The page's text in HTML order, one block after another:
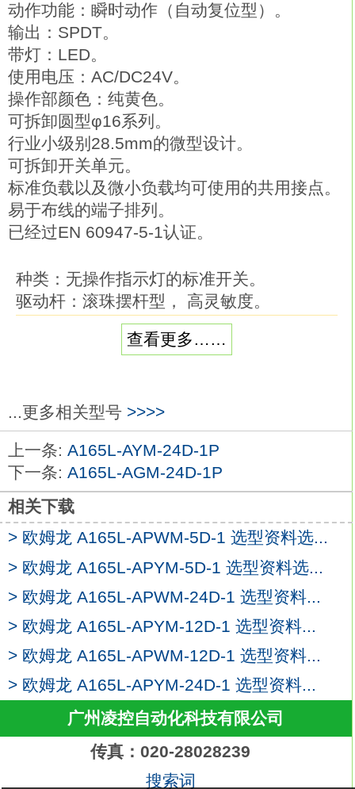
动作功能：瞬时动作（自动复位型）。
输出：SPDT。
带灯：LED。
使用电压：AC/DC24V。
操作部颜色：纯黄色。
可拆卸圆型φ16系列。
行业小级别28.5mm的微型设计。
可拆卸开关单元。
标准负载以及微小负载均可使用的共用接点。
易于布线的端子排列。
已经过EN 60947-5-1认证。
种类：无操作指示灯的标准开关。
驱动杆：滚珠摆杆型， 高灵敏度。
类型：标准负载。
额定规格：AC250V时5A，DC30V时4A。
1P。
小型、薄形、高度密封性兼具的紧凑型限位
开关。
通过EN、UL、CSA和CCC （中国标准）标
准认证A165L-APYM-24D-1P
满足IEC IP67防护等级的高密封性。
三层密封构造：柱塞部通过丁腈橡胶填料密
封和隔膜密封，
开关部通过丁腈橡胶帽密封；
标准型提供3和5m的电缆长度。型号另提供
UL和CSA认证的电缆。
带柱塞的开关可实现并联安装欧姆龙A165L-
APYM-24D-1P。
该系列增加了带红色LED指示灯的型号以轻
松确认操作。
查看更多……
...更多相关型号 >>>>
上一条: A165L-AYM-24D-1P
下一条: A165L-AGM-24D-1P
相关下载
> 欧姆龙 A165L-APWM-5D-1 选型资料选...
> 欧姆龙 A165L-APYM-5D-1 选型资料选...
> 欧姆龙 A165L-APWM-24D-1 选型资料...
> 欧姆龙 A165L-APYM-12D-1 选型资料...
> 欧姆龙 A165L-APWM-12D-1 选型资料...
> 欧姆龙 A165L-APYM-24D-1 选型资料...
广州凌控自动化科技有限公司
传真：020-28028239
搜索词